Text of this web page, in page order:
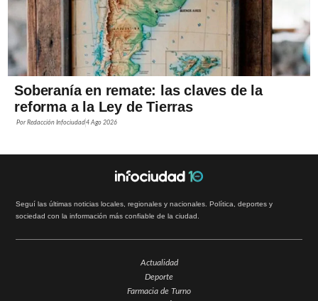
Soberanía en remate: las claves de la
reforma a la Ley de Tierras
PorRedacción Infociudad4 Ago 2026
Seguí las últimas noticias locales, regionales y nacionales. Política, deportes y
sociedad con la información más confiable de la ciudad.
Actualidad
Deporte
Farmacia de Turno